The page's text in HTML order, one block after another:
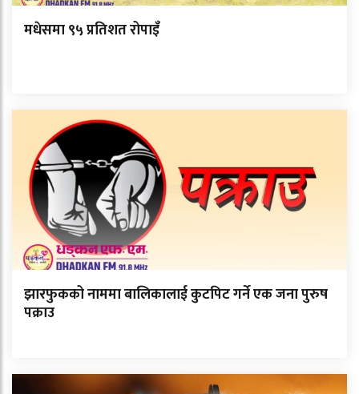
मधेसमा ९५ प्रतिशत रोपाइँ
झारफुकको नाममा बालिकालाई कुटपिट गर्ने एक जना पुरुष
पक्राउ